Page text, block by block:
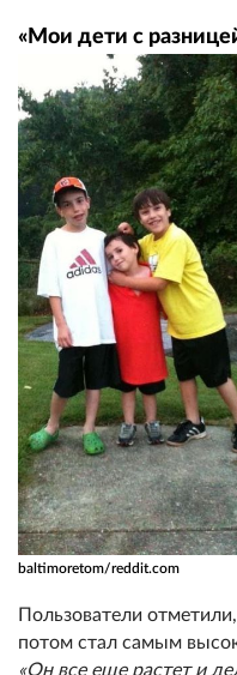
«Мои дети с
baltimoretom/reddit.com
Пользователи
потом стал самым
«Он все еще растет и